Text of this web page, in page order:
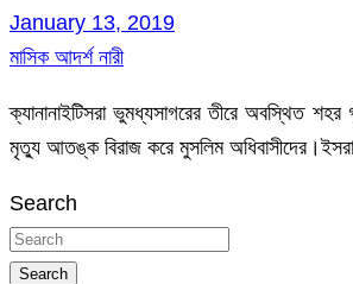
January 13, 2019
মাসিক আদর্শ নারী
ক্যানানাইটিসরা ভুমধ্যসাগরের তীরে অবস্থিত শহর
মৃত্যু আতঙ্ক বিরাজ করে মুসলিম
Search
Search